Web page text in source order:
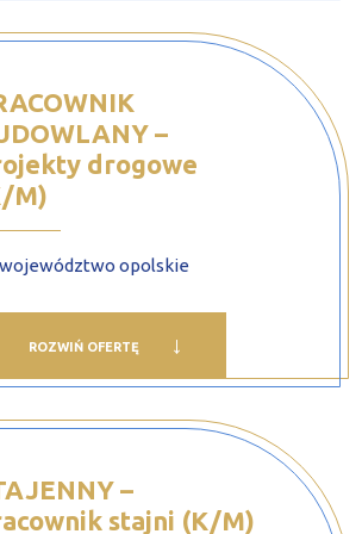
–
drogowe
M)
województwo opolskie
ROZWIŃ OFERTĘ
–
stajni (K/M)